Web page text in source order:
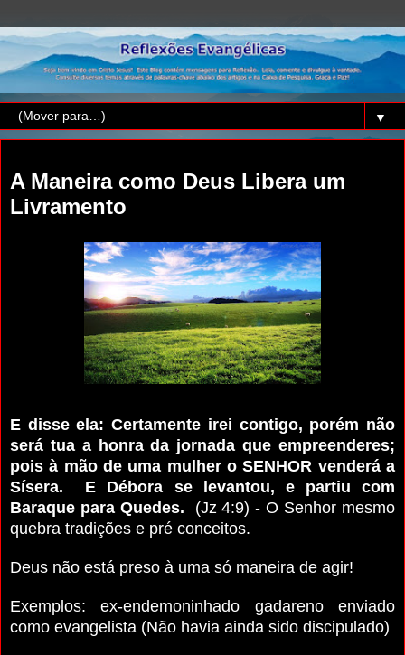
▼
A Maneira como Deus Libera um
Livramento
E disse ela: Certamente irei contigo, porém não
será tua a honra da jornada que empreenderes;
pois à mão de uma mulher o SENHOR venderá a
Sísera. E Débora se levantou, e partiu com
Baraque para Quedes.
(Jz 4:9) - O Senhor mesmo
quebra tradições e pré conceitos.
Deus não está preso à uma só maneira de agir!
Exemplos: ex-endemoninhado gadareno enviado
como evangelista (Não havia ainda sido discipulado)